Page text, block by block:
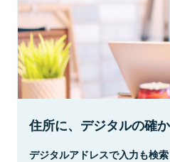
住所に、デジタルの確か
デジタルアドレスで入力も検索